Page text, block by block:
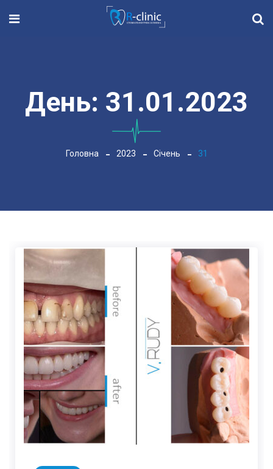
День: 31.01.2023
Головна 2023 Січень 31